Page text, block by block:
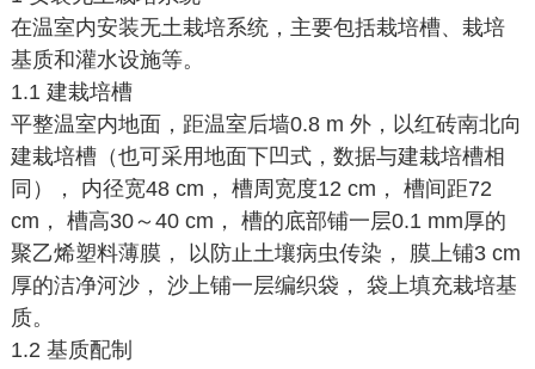
在温室内安装无土栽培系统，主要包括栽培槽、栽培
基质和灌水设施等。
1.1 建栽培槽
平整温室内地面，距温室后墙0.8 m 外，以红砖南北向
建栽培槽（也可采用地面下凹式，数据与建栽培槽相
同）， 内径宽48 cm， 槽周宽度12 cm， 槽间距72
cm， 槽高30～40 cm， 槽的底部铺一层0.1 mm厚的
聚乙烯塑料薄膜， 以防止土壤病虫传染， 膜上铺3 cm
厚的洁净河沙， 沙上铺一层编织袋， 袋上填充栽培基
质。
1.2 基质配制